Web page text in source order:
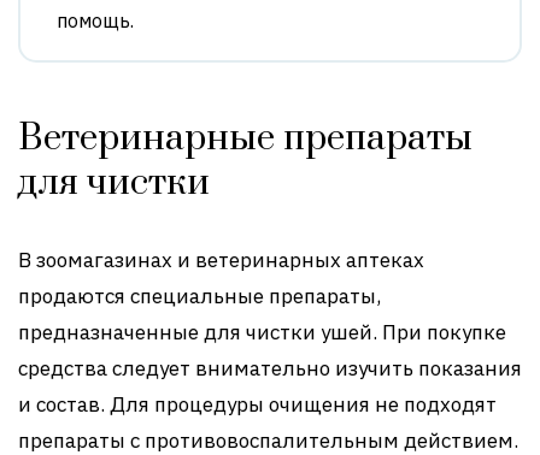
помощь.
Ветеринарные препараты
для чистки
В зоомагазинах и ветеринарных аптеках
продаются специальные препараты,
предназначенные для чистки ушей. При покупке
средства следует внимательно изучить показания
и состав. Для процедуры очищения не подходят
препараты с противовоспалительным действием.